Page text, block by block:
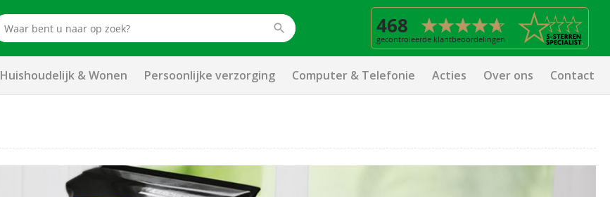
Huishoudelijk & Wonen Persoonlijke verzorging Computer & Telefonie Acties Over ons Contact